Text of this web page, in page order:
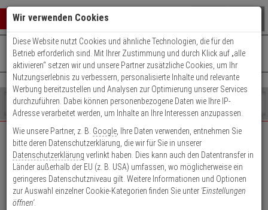
Warenkorb schließen
0 ARTIKEL IM WARENKORB
Ihr Warenkorb ist momentan leer.
Ergebnisse ()
Fertig
Shop
durchsuchen
Bitte
geben
Sie
mindestens
Zeichen
ein,
um
Es
wurde
noch
Kategorien
Suche
gestartet
+49 (0)821 899 493-0Mo. - Do.: 8:00 - 16:30 | Fr.: 8:00 - 14:00 Uhr
Kontaktservice nutzen
EXPERT-Security für Privatkunden
Das Beste für Ihre Sicherheit!
Wir verwenden Cookies
Diese Website nutzt Cookies und ähnliche Technologien, die für den
Betrieb erforderlich sind. Mit Ihrer Zustimmung und durch Klick auf „alle
aktivieren“ setzen wir und unsere Partner zusätzliche Cookies, um Ihr
Nutzungserlebnis zu verbessern, personalisierte Inhalte und relevante
Werbung bereitzustellen und Analysen zur Optimierung unserer Services
durchzuführen. Dabei können personenbezogene Daten wie Ihre IP-
Adresse verarbeitet werden, um Inhalte an Ihre Interessen anzupassen.
Wie unsere Partner, z. B. Google , Ihre Daten verwenden, entnehmen Sie
bitte deren Datenschutzerklärung, die wir für Sie in unserer
Datenschutzerklärung verlinkt haben. Dies kann auch den Datentransfer in
Länder außerhalb der EU (z. B. USA) umfassen, wo möglicherweise ein
geringeres Datenschutzniveau gilt. Weitere Informationen und Optionen
zur Auswahl einzelner Cookie-Kategorien finden Sie unter 'Einstellungen
öffnen'.